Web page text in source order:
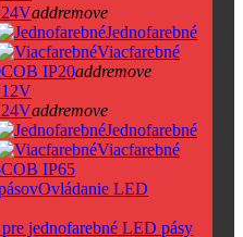
24Vaddremove
Jednofarebné
Viacfarebné
COB IP20addremove
12V
24Vaddremove
Jednofarebné
Viacfarebné
COB IP65
Ovládanie LED